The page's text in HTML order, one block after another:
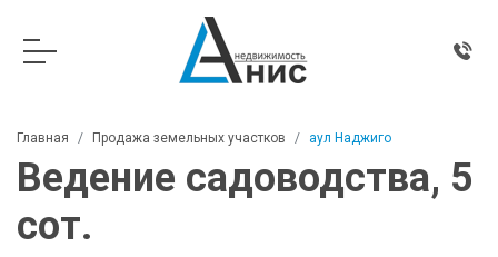
Главная Продажа земельных участков аул Наджиго
Ведение садоводства, 5
сот.